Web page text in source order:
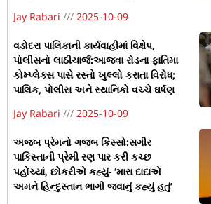
Jay Rabari
2025-10-09
વડોદરા પાલિકાની કાર્યવાહીમાં વિક્ષેપ,
પોલીસનો લાઠીચાર્જ:આજવા રોડના ફાતિમા
કોમ્પ્લેક્સ પાસે રસ્તો ખુલ્લો કરાતા વિરોધ;
પાલિક, પોલીસ અને સ્થાનિકો વચ્ચે ઘર્ષણ
Jay Rabari
2025-10-09
અજબ પ્રેમનો ગજબ કિસ્સો:સગીર
પાકિસ્તાની પ્રેમી રણ પાર કરી કચ્છ
પહોંચ્યાં, છોકરીએ કહ્યું- ‘મારા દાદાએ
અમને હિન્દુસ્તાન ભાગી જવાનું કહ્યું હતું’